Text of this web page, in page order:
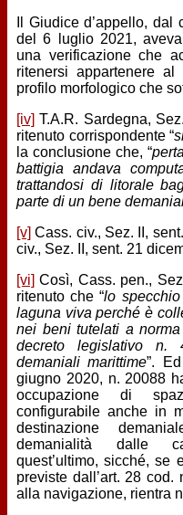
Il Giudice d’appello,
del 6 luglio 2021,
una verificazione che
ritenersi appartenere
profilo morfologico che
[iv] T.A.R. Sardegna,
ritenuto corrispondente “
la conclusione che, “
battigia andava
trattandosi di litorale
parte di un bene
[v] Cass. civ., Sez. II,
civ., Sez. II, sent. 21
[vi] Così, Cass. pen.,
ritenuto che “lo
laguna viva perché è
nei beni tutelati a
decreto legislativo n.
demaniali marittime”.
giugno 2020, n. 20088
occupazione di
configurabile anche in
destinazione
demanialità dalle
quest’ultimo, sicché, se
previste dall’art. 28
alla navigazione, rientra